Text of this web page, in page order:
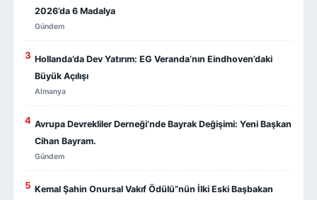
2026’da 6 Madalya
Gündem
3 Hollanda’da Dev Yatırım: EG Veranda’nın Eindhoven’daki
Büyük Açılışı
Almanya
4 Avrupa Devrekliler Derneği’nde Bayrak Değişimi: Yeni Başkan
Cihan Bayram.
Gündem
5 Kemal Şahin Onursal Vakıf Ödülü”nün İlki Eski Başbakan